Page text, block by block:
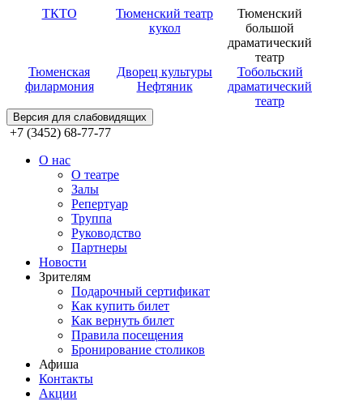
ТКТО
Тюменский театр
кукол
Тюменский
большой
драматический
театр
Тюменская
филармония
Дворец культуры
Нефтяник
Тобольский
драматический
театр
Версия для слабовидящих
+7 (3452) 68-77-77
О нас
О театре
Залы
Репертуар
Труппа
Руководство
Партнеры
Новости
Зрителям
Подарочный сертификат
Как купить билет
Как вернуть билет
Правила посещения
Бронирование столиков
Афиша
Контакты
Акции